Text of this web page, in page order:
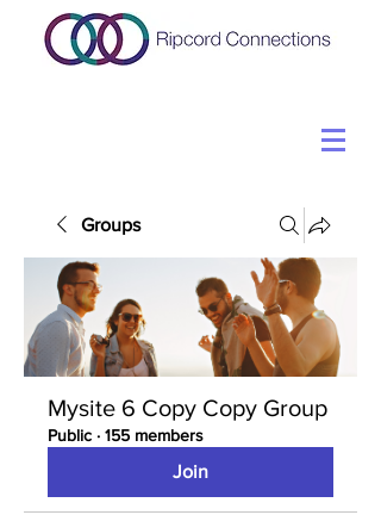
Groups
Mysite 6 Copy Copy Group
Public · 155 members
Join